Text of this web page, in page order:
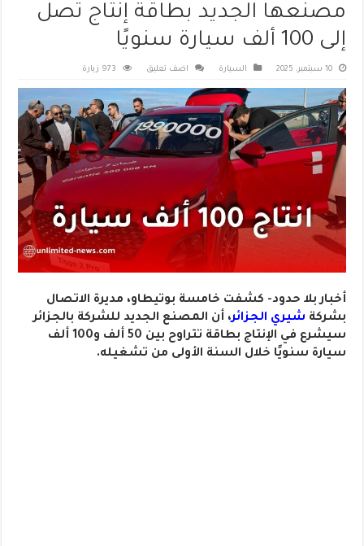
مصنعها الجديد بطاقة إنتاج تصل
إلى 100 ألف سيارة سنويًا
10 سبتمبر، 2025 السيارة اضف تعليق 973 زيارة
أخبار بلا حدود- كشفت خامسة بوتيطاو، مديرة الاتصال
بشركة شيري الجزائر، أن المصنع الجديد للشركة بالجزائر
سيشرع في الإنتاج بطاقة تتراوح بين 50 ألف و100 ألف
سيارة سنويًا خلال السنة الأولى من تشغيله.